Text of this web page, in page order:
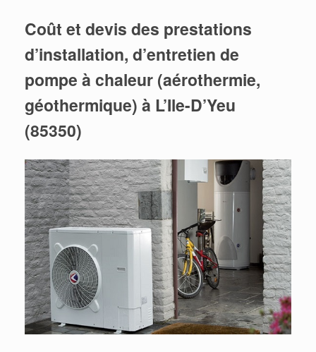
Coût et devis des prestations
d’installation, d’entretien de
pompe à chaleur (aérothermie,
géothermique) à L’Ile-D’Yeu
(85350)